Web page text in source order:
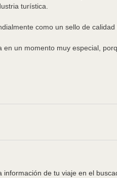
turística.
como un sello de calidad
un momento muy especial,
de tu viaje en el